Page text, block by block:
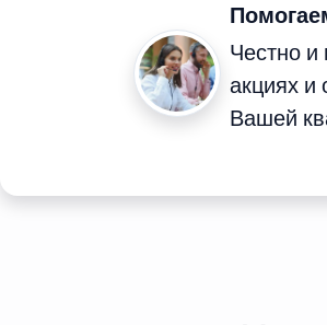
Честно и
акциях
Вашей